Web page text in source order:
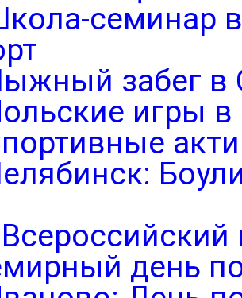
семинар
забег в
игры в
день